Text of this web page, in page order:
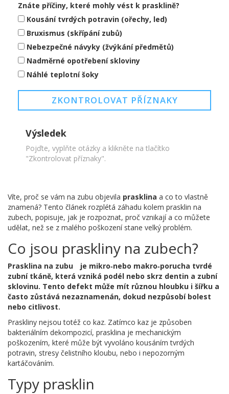
Znáte příčiny, které mohly vést k prasklině?
Kousání tvrdých potravin (ořechy, led)
Bruxismus (skřípání zubů)
Nebezpečné návyky (žvýkání předmětů)
Nadměrné opotřebení skloviny
Náhlé teplotní šoky
ZKONTROLOVAT PŘÍZNAKY
Výsledek
Pojďte, vyplňte otázky a klikněte na tlačítko
"Zkontrolovat příznaky".
Víte, proč se vám na zubu objevila prasklina a co to vlastně
znamená? Tento článek rozplétá záhadu kolem prasklin na
zubech, popisuje, jak je rozpoznat, proč vznikají a co můžete
udělat, než se z malého poškození stane velký problém.
Co jsou praskliny na zubech?
Prasklina na zubu
je mikro‑nebo makro‑porucha tvrdé
zubní tkáně, která vzniká podél nebo skrz dentin a zubní
sklovinu. Tento defekt může mít různou hloubku i šířku a
často zůstává nezaznamenán, dokud nezpůsobí bolest
nebo citlivost.
Praskliny nejsou totéž co kaz. Zatímco kaz je způsoben
bakteriálním dekompozicí, prasklina je mechanickým
poškozením, které může být vyvoláno kousáním tvrdých
potravin, stresy čelistního kloubu, nebo i nepozorným
kartáčováním.
Typy prasklin